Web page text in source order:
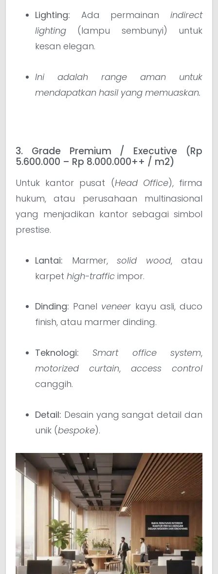
Lighting: Ada permainan indirect
lighting (lampu sembunyi) untuk
kesan elegan.
Ini adalah range aman untuk
mendapatkan hasil yang memuaskan.
3. Grade Premium / Executive (Rp
5.600.000 – Rp 8.000.000++ / m2)
Untuk kantor pusat (Head Office), firma
hukum, atau perusahaan multinasional
yang menjadikan kantor sebagai simbol
prestise.
Lantai: Marmer, solid wood, atau
karpet high-traffic impor.
Dinding: Panel veneer kayu asli, duco
finish, atau marmer dinding.
Teknologi: Smart office system,
motorized curtain, access control
canggih.
Detail: Desain yang sangat detail dan
unik (bespoke).